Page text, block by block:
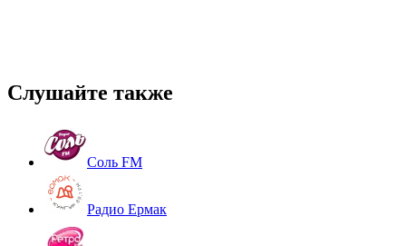
Слушайте также
Соль FM
Радио Ермак